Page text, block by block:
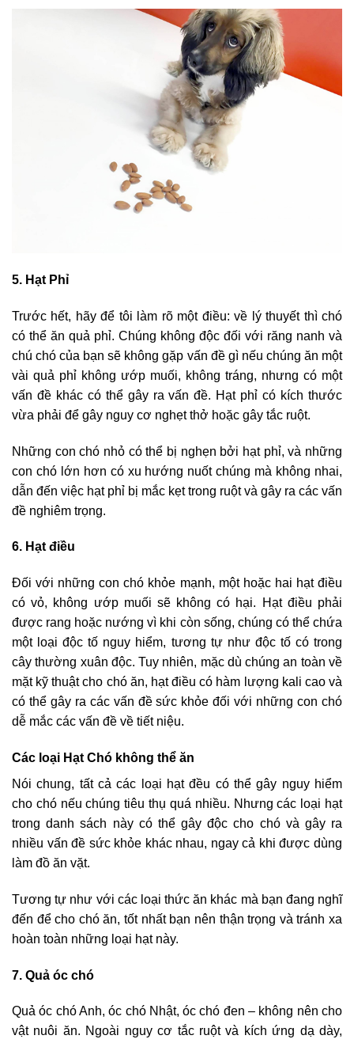
5. Hạt Phỉ
Trước hết, hãy để tôi làm rõ một điều: về lý thuyết thì chó
có thể ăn quả phỉ. Chúng không độc đối với răng nanh và
chú chó của bạn sẽ không gặp vấn đề gì nếu chúng ăn một
vài quả phỉ không ướp muối, không tráng, nhưng có một
vấn đề khác có thể gây ra vấn đề. Hạt phỉ có kích thước
vừa phải để gây nguy cơ nghẹt thở hoặc gây tắc ruột.
Những con chó nhỏ có thể bị nghẹn bởi hạt phỉ, và những
con chó lớn hơn có xu hướng nuốt chúng mà không nhai,
dẫn đến việc hạt phỉ bị mắc kẹt trong ruột và gây ra các vấn
đề nghiêm trọng.
6. Hạt điều
Đối với những con chó khỏe mạnh, một hoặc hai hạt điều
có vỏ, không ướp muối sẽ không có hại. Hạt điều phải
được rang hoặc nướng vì khi còn sống, chúng có thể chứa
một loại độc tố nguy hiểm, tương tự như độc tố có trong
cây thường xuân độc. Tuy nhiên, mặc dù chúng an toàn về
mặt kỹ thuật cho chó ăn, hạt điều có hàm lượng kali cao và
có thể gây ra các vấn đề sức khỏe đối với những con chó
dễ mắc các vấn đề về tiết niệu.
Các loại Hạt Chó không thể ăn
Nói chung, tất cả các loại hạt đều có thể gây nguy hiểm
cho chó nếu chúng tiêu thụ quá nhiều. Nhưng các loại hạt
trong danh sách này có thể gây độc cho chó và gây ra
nhiều vấn đề sức khỏe khác nhau, ngay cả khi được dùng
làm đồ ăn vặt.
Tương tự như với các loại thức ăn khác mà bạn đang nghĩ
đến để cho chó ăn, tốt nhất bạn nên thận trọng và tránh xa
hoàn toàn những loại hạt này.
7. Quả óc chó
Quả óc chó Anh, óc chó Nhật, óc chó đen – không nên cho
vật nuôi ăn. Ngoài nguy cơ tắc ruột và kích ứng dạ dày,